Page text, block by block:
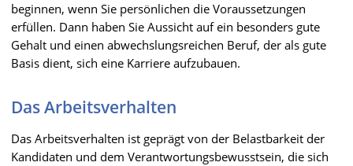
beginnen, wenn Sie persönlichen die Voraussetzungen
erfüllen. Dann haben Sie Aussicht auf ein besonders gute
Gehalt und einen abwechslungsreichen Beruf, der als gute
Basis dient, sich eine Karriere aufzubauen.
Das Arbeitsverhalten
Das Arbeitsverhalten ist geprägt von der Belastbarkeit der
Kandidaten und dem Verantwortungsbewusstsein, die sich